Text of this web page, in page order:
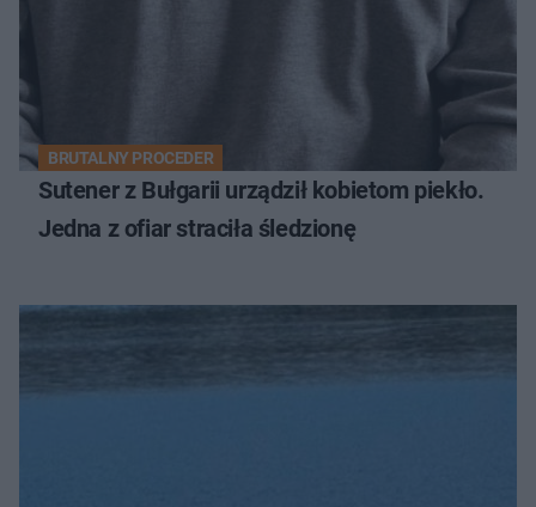
BRUTALNY PROCEDER
Sutener z Bułgarii urządził kobietom piekło.
Jedna z ofiar straciła śledzionę